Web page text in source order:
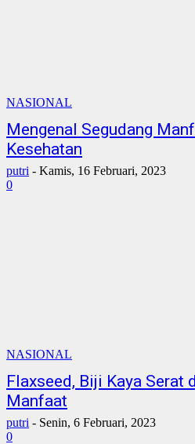
NASIONAL
Mengenal Segudang
Kesehatan
putri - Kamis, 16 Februari, 2023
0
NASIONAL
Flaxseed, Biji Kaya Serat
Manfaat
putri - Senin, 6 Februari, 2023
0